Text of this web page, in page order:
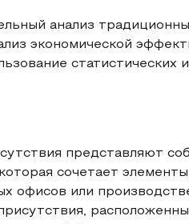
анализ
экономической
статистических
представляют
сочетает
офисов или